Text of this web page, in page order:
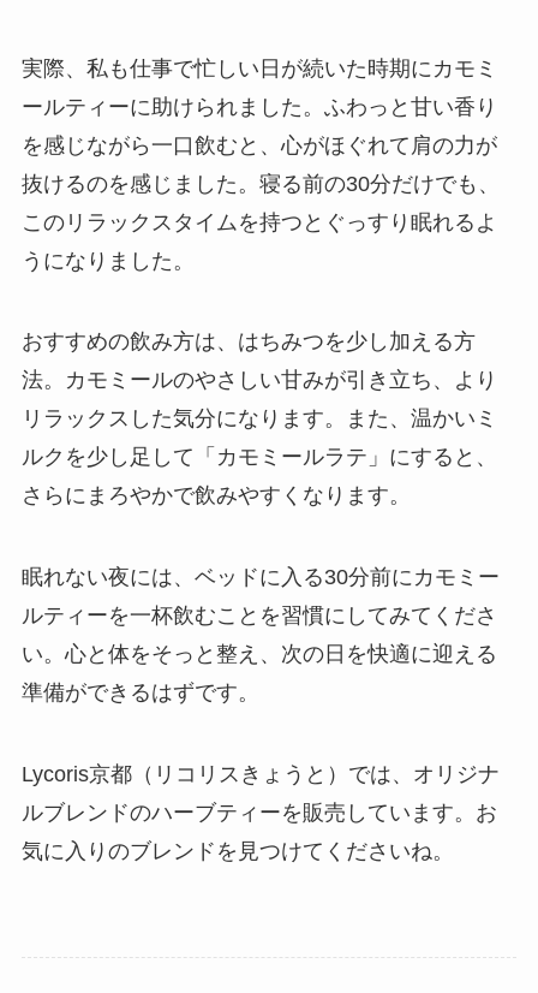
実際、私も仕事で忙しい日が続いた時期にカモミ
ールティーに助けられました。ふわっと甘い香り
を感じながら一口飲むと、心がほぐれて肩の力が
抜けるのを感じました。寝る前の30分だけでも、
このリラックスタイムを持つとぐっすり眠れるよ
うになりました。
おすすめの飲み方は、はちみつを少し加える方
法。カモミールのやさしい甘みが引き立ち、より
リラックスした気分になります。また、温かいミ
ルクを少し足して「カモミールラテ」にすると、
さらにまろやかで飲みやすくなります。
眠れない夜には、ベッドに入る30分前にカモミー
ルティーを一杯飲むことを習慣にしてみてくださ
い。心と体をそっと整え、次の日を快適に迎える
準備ができるはずです。
Lycoris京都（リコリスきょうと）では、オリジナ
ルブレンドのハーブティーを販売しています。お
気に入りのブレンドを見つけてくださいね。